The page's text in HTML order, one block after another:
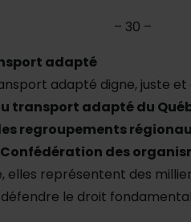
– 30 –
adapté
adapté digne, juste
transport adapté du
regroupements
Confédération des
elles représentent des
le droit